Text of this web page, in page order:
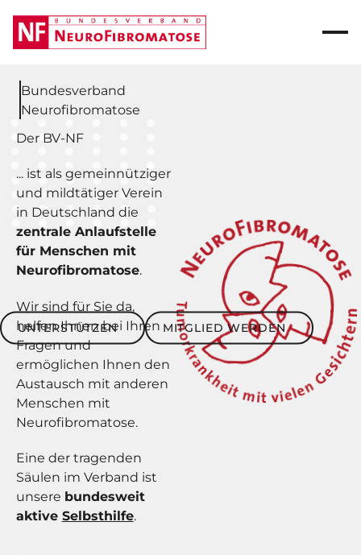
Bundesverband
Neurofibromatose
Der BV-NF
... ist als gemeinnütziger
und mildtätiger Verein
in Deutschland die
zentrale Anlaufstelle
für Menschen mit
Neurofibromatose.
Wir sind für Sie da,
helfen Ihnen bei Ihren
Fragen und
ermöglichen Ihnen den
Austausch mit anderen
Menschen mit
Neurofibromatose.
Eine der tragenden
Säulen im Verband ist
unsere bundesweit
aktive Selbsthilfe.
Unterstützen
UNTERSTÜTZEN Mitglied werden
MITGLIED WERDEN